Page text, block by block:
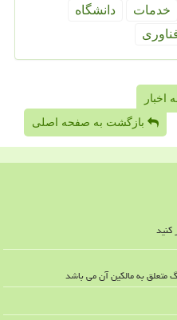
خدمات
دانشگاه
اخبار
بازگشت به صفحه اصلی
کنید